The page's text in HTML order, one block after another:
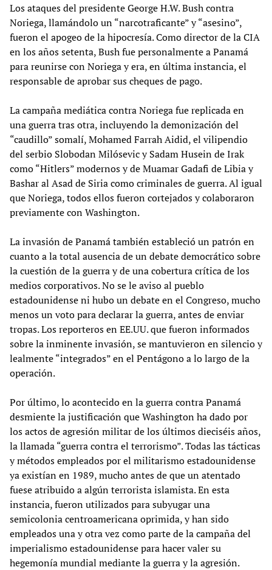
Los ataques del presidente George H.W. Bush contra
Noriega, llamándolo un “narcotraficante” y “asesino”,
fueron el apogeo de la hipocresía. Como director de la CIA
en los años setenta, Bush fue personalmente a Panamá
para reunirse con Noriega y era, en última instancia, el
responsable de aprobar sus cheques de pago.
La campaña mediática contra Noriega fue replicada en
una guerra tras otra, incluyendo la demonización del
“caudillo” somalí, Mohamed Farrah Aidid, el vilipendio
del serbio Slobodan Milósevic y Sadam Husein de Irak
como “Hitlers” modernos y de Muamar Gadafi de Libia y
Bashar al Asad de Siria como criminales de guerra. Al igual
que Noriega, todos ellos fueron cortejados y colaboraron
previamente con Washington.
La invasión de Panamá también estableció un patrón en
cuanto a la total ausencia de un debate democrático sobre
la cuestión de la guerra y de una cobertura crítica de los
medios corporativos. No se le aviso al pueblo
estadounidense ni hubo un debate en el Congreso, mucho
menos un voto para declarar la guerra, antes de enviar
tropas. Los reporteros en EE.UU. que fueron informados
sobre la inminente invasión, se mantuvieron en silencio y
lealmente “integrados” en el Pentágono a lo largo de la
operación.
Por último, lo acontecido en la guerra contra Panamá
desmiente la justificación que Washington ha dado por
los actos de agresión militar de los últimos dieciséis años,
la llamada “guerra contra el terrorismo”. Todas las tácticas
y métodos empleados por el militarismo estadounidense
ya existían en 1989, mucho antes de que un atentado
fuese atribuido a algún terrorista islamista. En esta
instancia, fueron utilizados para subyugar una
semicolonia centroamericana oprimida, y han sido
empleados una y otra vez como parte de la campaña del
imperialismo estadounidense para hacer valer su
hegemonía mundial mediante la guerra y la agresión.